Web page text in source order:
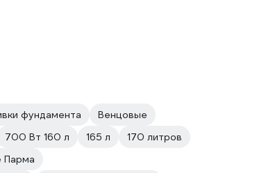
фундамента
Венцовые
700 Вт 160 л 165 л
170 литров
Парма